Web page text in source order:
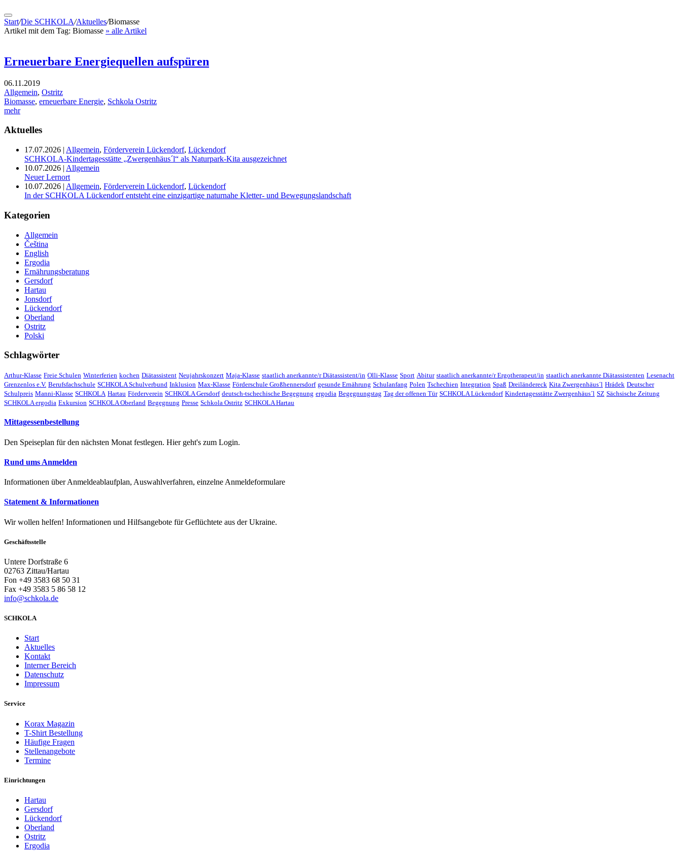
Start/Die SCHKOLA/Aktuelles/Biomasse
Artikel mit dem Tag: Biomasse » alle Artikel
Erneuerbare Energiequellen aufspüren
06.11.2019
Allgemein, Ostritz
Biomasse, erneuerbare Energie, Schkola Ostritz
mehr
Aktuelles
17.07.2026 | Allgemein, Förderverein Lückendorf, Lückendorf
SCHKOLA-Kindertagesstätte „Zwergenhäus´l“ als Naturpark-Kita ausgezeichnet
10.07.2026 | Allgemein
Neuer Lernort
10.07.2026 | Allgemein, Förderverein Lückendorf, Lückendorf
In der SCHKOLA Lückendorf entsteht eine einzigartige naturnahe Kletter- und Bewegungslandschaft
Kategorien
Allgemein
Čeština
English
Ergodia
Ernährungsberatung
Gersdorf
Hartau
Jonsdorf
Lückendorf
Oberland
Ostritz
Polski
Schlagwörter
Arthur-Klasse Freie Schulen Winterferien kochen Diätassistent Neujahrskonzert Maja-Klasse staatlich anerkannte/r Diätassistent/in Olli-Klasse Sport Abitur staatlich anerkannte/r Ergotherapeut/in staatlich anerkannte Diätassistenten Lesenacht
Grenzenlos e.V. Berufsfachschule SCHKOLA Schulverbund Inklusion Max-Klasse Förderschule Großhennersdorf gesunde Ernährung Schulanfang Polen Tschechien Integration Spaß Dreiländereck Kita Zwergenhäus´l Hrádek Deutscher
Schulpreis Manni-Klasse SCHKOLA Hartau Förderverein SCHKOLA Gersdorf deutsch-tschechische Begegnung ergodia Begegnungstag Tag der offenen Tür SCHKOLA Lückendorf Kindertagesstätte Zwergenhäus´l SZ Sächsische Zeitung
SCHKOLA ergodia Exkursion SCHKOLA Oberland Begegnung Presse Schkola Ostritz SCHKOLA Hartau
Mittagessenbestellung
Den Speiseplan für den nächsten Monat festlegen. Hier geht's zum Login.
Rund ums Anmelden
Informationen über Anmeldeablaufplan, Auswahlverfahren, einzelne Anmeldeformulare
Statement & Informationen
Wir wollen helfen! Informationen und Hilfsangebote für Geflüchtete aus der Ukraine.
Geschäftsstelle
Untere Dorfstraße 6
02763 Zittau/Hartau
Fon +49 3583 68 50 31
Fax +49 3583 5 86 58 12
info@schkola.de
SCHKOLA
Start
Aktuelles
Kontakt
Interner Bereich
Datenschutz
Impressum
Service
Korax Magazin
T-Shirt Bestellung
Häufige Fragen
Stellenangebote
Termine
Einrichtungen
Hartau
Gersdorf
Lückendorf
Oberland
Ostritz
Ergodia